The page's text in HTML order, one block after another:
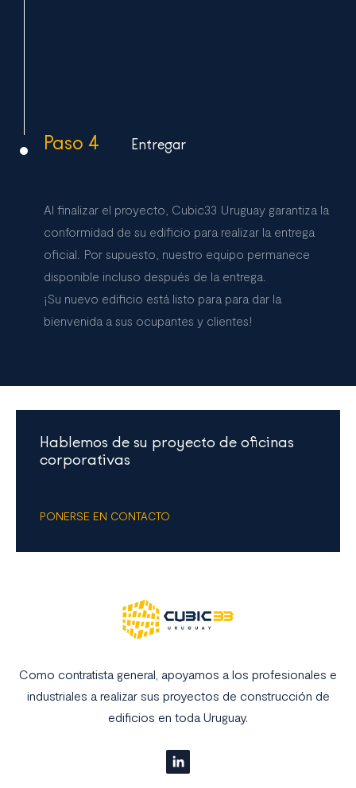
Paso 4 Entregar
Al finalizar el proyecto, Cubic33 Uruguay garantiza la
conformidad de su edificio para realizar la entrega
oficial. Por supuesto, nuestro equipo permanece
disponible incluso después de la entrega.
¡Su nuevo edificio está listo para para dar la
bienvenida a sus ocupantes y clientes!
Hablemos de su proyecto de oficinas
corporativas
PONERSE EN CONTACTO
Como contratista general, apoyamos a los profesionales e
industriales a realizar sus proyectos de construcción de
edificios en toda Uruguay.